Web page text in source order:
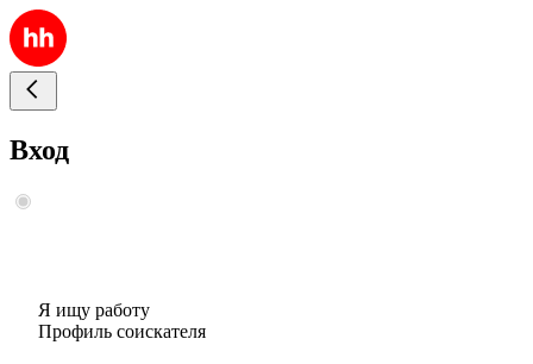
Вход
Я ищу работу
Профиль соискателя